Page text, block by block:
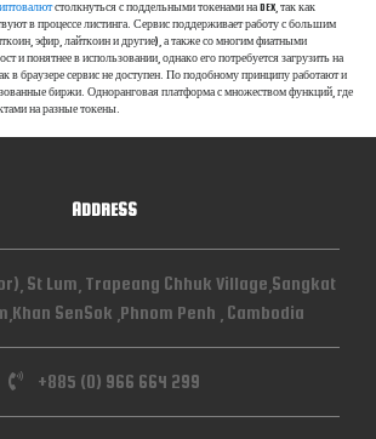
столкнуться с поддельными токенами на DEX, так как
в процессе листинга. Сервис поддерживает работу с большим
эфир, лайткоин и другие), а также со многим фиатными
и понятнее в использовании, однако его потребуется загрузить на
в браузере сервис не доступен. По подобному принципу работают и
биржи. Одноранговая платформа с множеством функций, где
на разные токены.
ADDRESS
St Lum, Trapeang Chhuk Village,Sangkat
SenSok ,Phnom Penh , Cambodia
+885 (0) 966 664 299